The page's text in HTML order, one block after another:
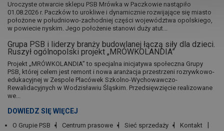
Uroczyste otwarcie sklepu PSB Mrówka w Paczkowie nastąpiło
01.08.2026 r. Paczków to urokliwe i dynamicznie rozwijające się miasto
położone w południowo-zachodniej części województwa opolskiego,
w powiecie nyskim. Jego położenie stanowi duży atut...
Grupa PSB i liderzy branży budowlanej łączą siły dla dzieci.
Ruszył ogólnopolski projekt „MRÓWKOLANDIA”
Projekt „MRÓWKOLANDIA” to specjalna inicjatywa społeczna Grupy
PSB, której celem jest remont i nowa aranżacja przestrzeni rozrywkowo-
edukacyjnej w Zespole Placówek Szkolno-Wychowawczo-
Rewalidacyjnych w Wodzisławiu Śląskim. Przedsięwzięcie realizowane
we...
DOWIEDZ SIĘ WIĘCEJ
O Grupie PSB Centrum prasowe Sieć sprzedaży
Kontakt